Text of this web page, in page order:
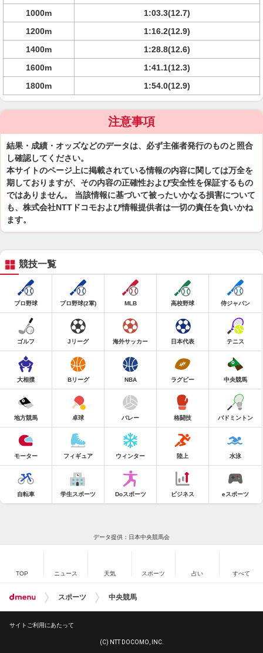
1000m
1:03.3(12.7)
1200m
1:16.2(12.9)
1400m
1:28.8(12.6)
1600m
1:41.1(12.3)
1800m
1:54.0(12.9)
注意事項
結果・成績・オッズなどのデータは、必ず主催者発行のものと照合
し確認してください。
本サイトのページ上に掲載されている情報の内容に関しては万全を
期しておりますが、その内容の正確性および安全性を保証するもの
ではありません。 当該情報に基づいて被ったいかなる損害について
も、株式会社NTTドコモおよび情報提供者は一切の責任を負いかね
ます。
競技一覧
プロ野球 プロ野球(2軍) MLB 高校野球 侍ジャパン
ゴルフ Jリーグ 海外サッカー 日本代表 テニス
大相撲 Bリーグ NBA ラグビー 中央競馬
地方競馬 卓球 バレー 格闘技 バドミントン
モーター フィギュア ウィンター 陸上 水泳
自転車 学生スポーツ Doスポーツ ビジネス eスポーツ
データ提供：日本中央競馬会
TOP ニュース 天気 スポーツ 占い すべて
スポーツ 中央競馬
サイトご利用にあたって
(C) NTT DOCOMO, INC.